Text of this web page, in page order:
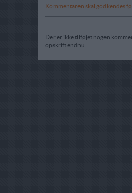
Kommentaren skal godkendes
Der er ikke tilføjet nogen
opskrift endnu